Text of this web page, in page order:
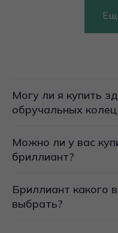
Могу ли я купить
обручальных
Можно ли у вас
бриллиант?
Бриллиант какого
выбрать?